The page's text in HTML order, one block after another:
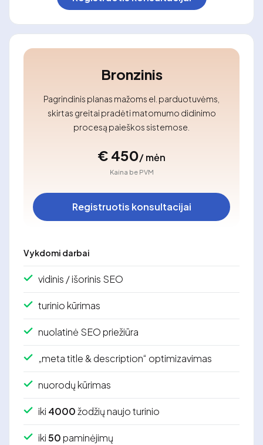
Bronzinis
Pagrindinis planas mažoms el. parduotuvėms,
skirtas greitai pradėti matomumo didinimo
procesą paieškos sistemose.
€ 450/ mėn
Kaina be PVM
Registruotis konsultacijai
Vykdomi darbai
vidinis / išorinis SEO
turinio kūrimas
nuolatinė SEO priežiūra
„meta title & description“ optimizavimas
nuorodų kūrimas
iki 4000žodžių naujo turinio
iki50paminėjimų